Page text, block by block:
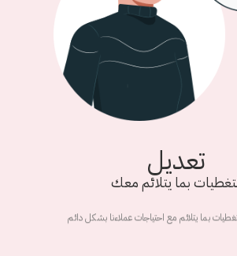
تعديل
بما يتلائم معك
بما يتلائم مع احتياجات عملاءنا بشكل دائم